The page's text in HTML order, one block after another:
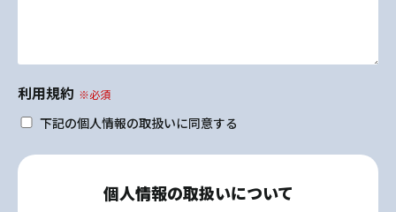
利用規約 ※必須
下記の個人情報の取扱いに同意する
個人情報の取扱いについて